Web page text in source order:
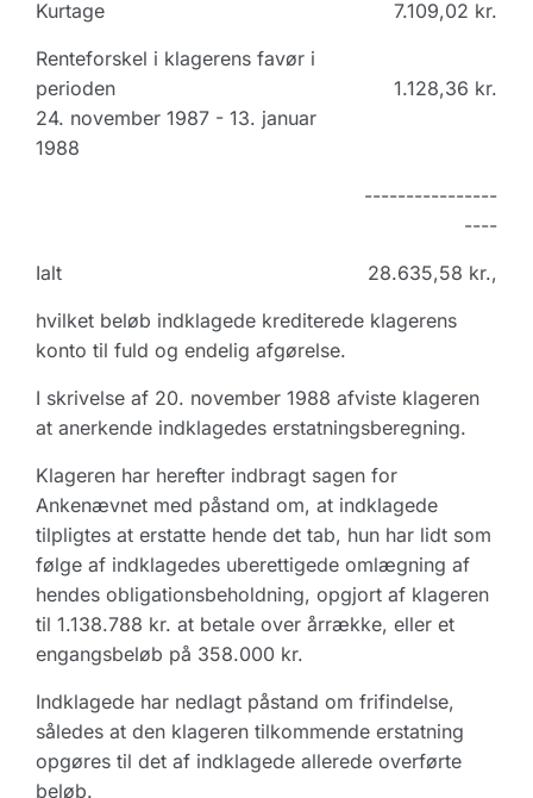
Kurtage
7.109,02 kr.
Renteforskel i klagerens favør i
perioden
24. november 1987 - 13. januar
1988
1.128,36 kr.
----------------
----
Ialt
28.635,58 kr.,
hvilket beløb indklagede krediterede klagerens
konto til fuld og endelig afgørelse.
I skrivelse af 20. november 1988 afviste klageren
at anerkende indklagedes erstatningsberegning.
Klageren har herefter indbragt sagen for
Ankenævnet med påstand om, at indklagede
tilpligtes at erstatte hende det tab, hun har lidt som
følge af indklagedes uberettigede omlægning af
hendes obligationsbeholdning, opgjort af klageren
til 1.138.788 kr. at betale over årrække, eller et
engangsbeløb på 358.000 kr.
Indklagede har nedlagt påstand om frifindelse,
således at den klageren tilkommende erstatning
opgøres til det af indklagede allerede overførte
beløb.